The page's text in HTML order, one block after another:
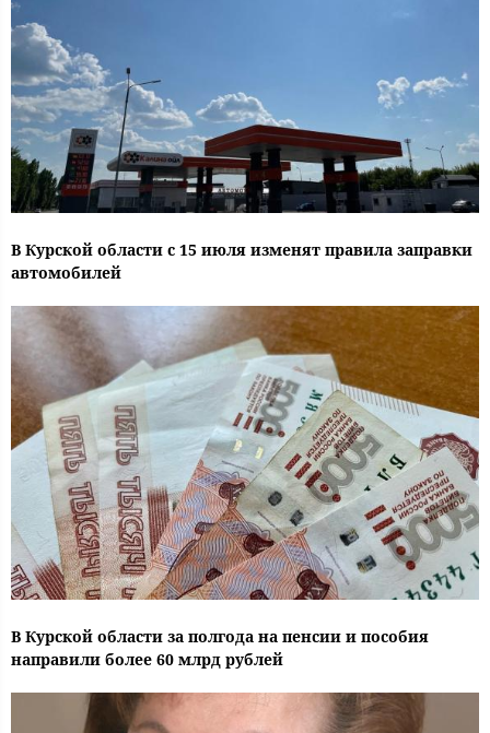
В Курской области с 15 июля изменят правила заправки
автомобилей
В Курской области за полгода на пенсии и пособия
направили более 60 млрд рублей